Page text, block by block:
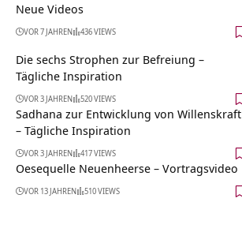
Neue Videos
VOR 7 JAHREN 436 VIEWS
Die sechs Strophen zur Befreiung –
Tägliche Inspiration
VOR 3 JAHREN 520 VIEWS
Sadhana zur Entwicklung von Willenskraft
– Tägliche Inspiration
VOR 3 JAHREN 417 VIEWS
Oesequelle Neuenheerse‏‎ – Vortragsvideo
VOR 13 JAHREN 510 VIEWS